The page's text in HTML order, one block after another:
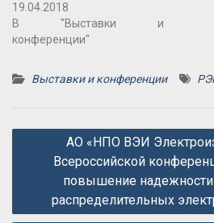
19.04.2018
В "Выставки и
конференции"
Выставки и конференции
Навигация
записям
АО «НПО ВЭИ
Всероссийской
повышение надежности
распределительных